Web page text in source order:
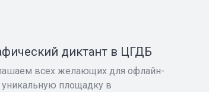
диктант в ЦГДБ
всех желающих для офлайн-
уникальную площадку в